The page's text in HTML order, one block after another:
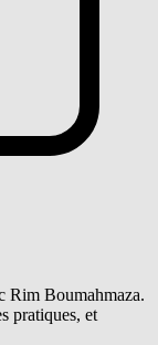
Rim Boumahmaza.
pratiques, et